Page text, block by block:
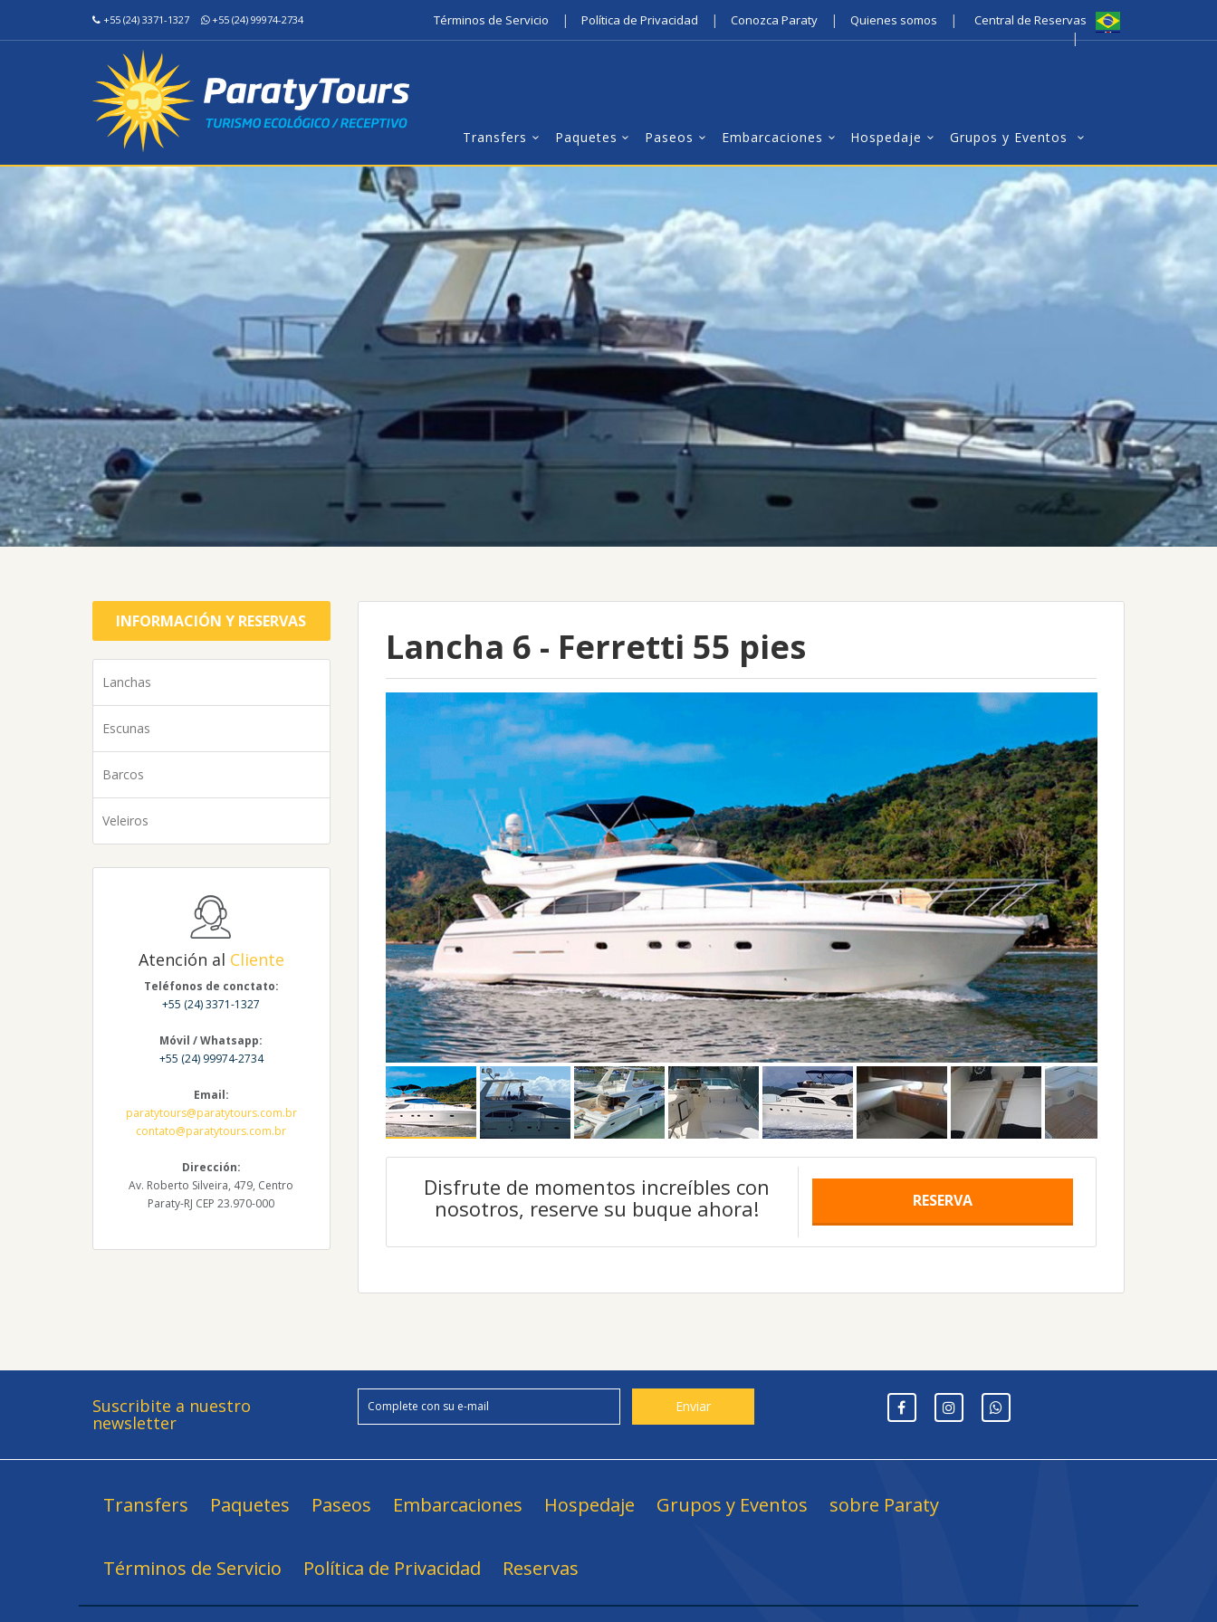
+55 (24) 3371-1327 +55 (24) 99974-2734 Términos de Servicio | Política de Privacidad | Conozca Paraty | Quienes somos | Central de Reservas
|
Transfers Paquetes Paseos Embarcaciones Hospedaje Grupos y Eventos
INFORMACIÓN Y RESERVAS
Lanchas
Escunas
Barcos
Veleiros
Atención al Cliente
Teléfonos de conctato:
+55 (24) 3371-1327
Móvil / Whatsapp:
+55 (24) 99974-2734
Email:
paratytours@paratytours.com.br
contato@paratytours.com.br
Dirección:
Av. Roberto Silveira, 479, Centro
Paraty-RJ CEP 23.970-000
Lancha 6 - Ferretti 55 pies
Disfrute de momentos increíbles con
nosotros, reserve su buque ahora!
RESERVA
Suscribite a nuestro
newsletter
Transfers Paquetes Paseos Embarcaciones Hospedaje Grupos y Eventos sobre Paraty
Términos de Servicio Política de Privacidad Reservas